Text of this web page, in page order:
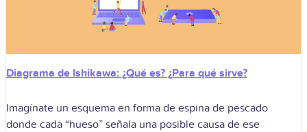
Diagrama de Ishikawa: ¿Qué es? ¿Para qué sirve?
Imagínate un esquema en forma de espina de pescado
donde cada “hueso” señala una posible causa de ese